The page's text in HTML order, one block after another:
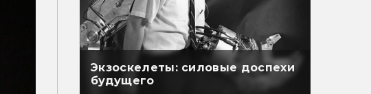
Экзоскелеты: силовые доспехи
будущего